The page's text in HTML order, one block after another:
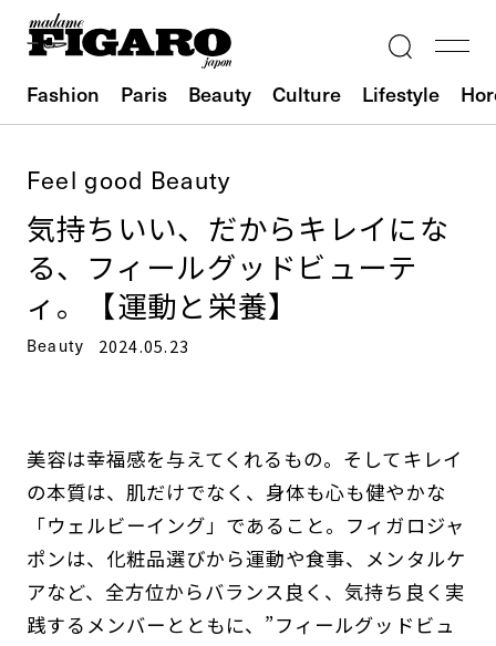
Fashion Paris Beauty Culture Lifestyle
Feel good Beauty
気持ちいい、だからキレイにな
る、フィールグッドビューテ
ィ。【運動と栄養】
Beauty 2024.05.23
美容は幸福感を与えてくれるもの。そしてキレイ
の本質は、肌だけでなく、身体も心も健やかな
「ウェルビーイング」であること。フィガロジャ
ポンは、化粧品選びから運動や食事、メンタルケ
アなど、全方位からバランス良く、気持ち良く実
践するメンバーとともに、”フィールグッドビュ